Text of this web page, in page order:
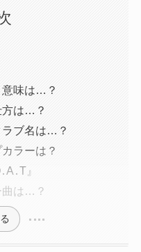
意味は…？
方は…？
ラブ名は…？
ラーは？
』
曲は…？